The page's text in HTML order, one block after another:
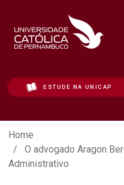
ESTUDE NA UNICAP
O advogado
Home
O advogado Aragon
Administrativo